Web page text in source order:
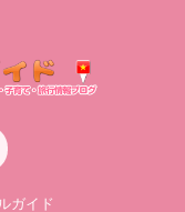
ガイド